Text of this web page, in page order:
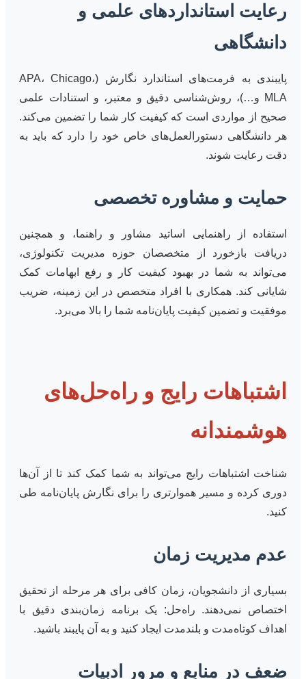
رعایت استانداردهای علمی و
دانشگاهی
پایبندی به فرمت‌های استاندارد نگارش (APA، Chicago،
MLA و…)، روش‌شناسی دقیق و معتبر، و استنادات علمی
صحیح از مواردی است که کیفیت کار شما را تضمین می‌کند.
هر دانشگاهی دستورالعمل‌های خاص خود را دارد که باید به
دقت رعایت شوند.
حمایت و مشاوره تخصصی
استفاده از راهنمایی اساتید مشاور و راهنما، و همچنین
دریافت بازخورد از متخصصان حوزه مدیریت تکنولوژی،
می‌تواند به شما در بهبود کیفیت کار و رفع ابهامات کمک
شایانی کند. همکاری با افراد متخصص در این زمینه، ضریب
موفقیت و تضمین کیفیت پایان‌نامه شما را بالا می‌برد.
اشتباهات رایج و راه‌حل‌های
هوشمندانه
شناخت اشتباهات رایج می‌تواند به شما کمک کند تا از آن‌ها
دوری کرده و مسیر هموارتری را برای نگارش پایان‌نامه طی
کنید.
عدم مدیریت زمان
بسیاری از دانشجویان، زمان کافی برای هر مرحله از تحقیق
اختصاص نمی‌دهند. راه‌حل: یک برنامه زمان‌بندی دقیق با
اهداف کوتاه‌مدت و بلندمدت ایجاد کنید و به آن پایبند باشید.
ضعف در منابع و مرور ادبیات